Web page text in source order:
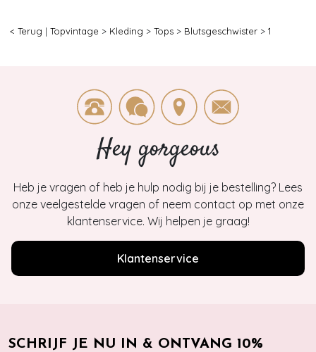
< Terug | Topvintage > Kleding > Tops > Blutsgeschwister > 1
Hey gorgeous
Heb je vragen of heb je hulp nodig bij je bestelling? Lees
onze veelgestelde vragen of neem contact op met onze
klantenservice. Wij helpen je graag!
Klantenservice
SCHRIJF JE NU IN & ONTVANG 10%